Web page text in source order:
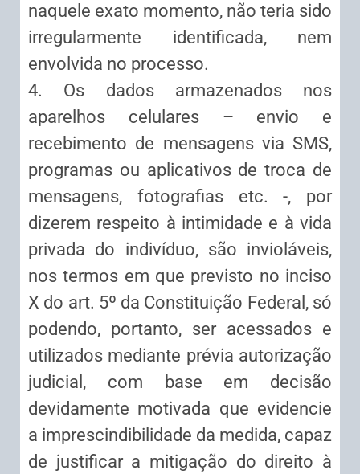
naquele exato momento, não teria sido
irregularmente identificada, nem
envolvida no processo.
4. Os dados armazenados nos
aparelhos celulares – envio e
recebimento de mensagens via SMS,
programas ou aplicativos de troca de
mensagens, fotografias etc. -, por
dizerem respeito à intimidade e à vida
privada do indivíduo, são invioláveis,
nos termos em que previsto no inciso
X do art. 5º da Constituição Federal, só
podendo, portanto, ser acessados e
utilizados mediante prévia autorização
judicial, com base em decisão
devidamente motivada que evidencie
a imprescindibilidade da medida, capaz
de justificar a mitigação do direito à